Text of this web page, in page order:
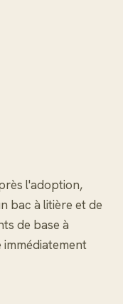
l'adoption,
bac à litière et de
de base à